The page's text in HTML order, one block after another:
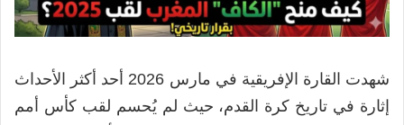
شهدت القارة الإفريقية في مارس 2026 أحد أكثر الأحداث
إثارة في تاريخ كرة القدم، حيث لم يُحسم لقب كأس أمم